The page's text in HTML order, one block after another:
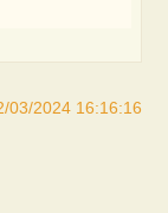
03/2024 16:16:16